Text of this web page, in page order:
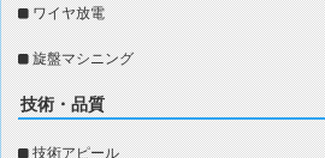
ワイヤ放電
旋盤マシニング
技術・品質
技術アピール